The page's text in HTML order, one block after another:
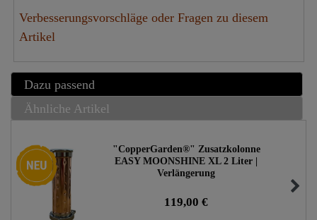
Verbesserungsvorschläge oder Fragen zu diesem
Artikel
Dazu passend
Ähnliche Artikel
Neuheit
"CopperGarden®" Zusatzkolonne
EASY MOONSHINE XL 2 Liter |
Verlängerung
119,00 €